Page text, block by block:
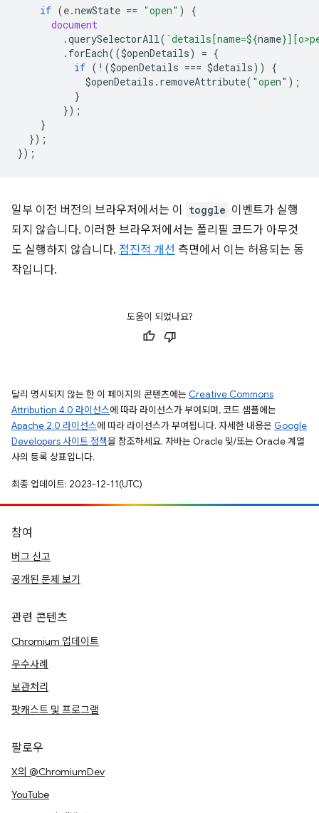
if (e.newState == "open" )
{
document
.querySelectorAll( `details[name=${name}
. forEach(($openDetails) = {
if ( ! ($openDetails === $details))
{
$openDetails . removeAttribute( "open" );
}
});
}
});
});
일부 이전 버전의 브라우저에서는 이 toggle 이벤트가 실행
되지 않습니다. 이러한 브라우저에서는 폴리필 코드가 아무것
도 실행하지 않습니다. 점진적 개선 측면에서 이는 허용되는 동
작입니다.
도움이 되었나요?
달리 명시되지 않는 한 이 페이지의 콘텐츠에는 Creative Commons
Attribution 4.0 라이선스에 따라 라이선스가 부여되며, 코드 샘플에는
Apache 2.0 라이선스에 따라 라이선스가 부여됩니다. 자세한 내용은 Google
Developers 사이트 정책을 참조하세요. 자바는 Oracle 및/또는 Oracle 계열
사의 등록 상표입니다.
최종 업데이트: 2023-12-11(UTC)
참여
버그 신고
공개된 문제 보기
관련 콘텐츠
Chromium 업데이트
우수사례
보관처리
팟캐스트 및 프로그램
팔로우
X의 @ChromiumDev
YouTube